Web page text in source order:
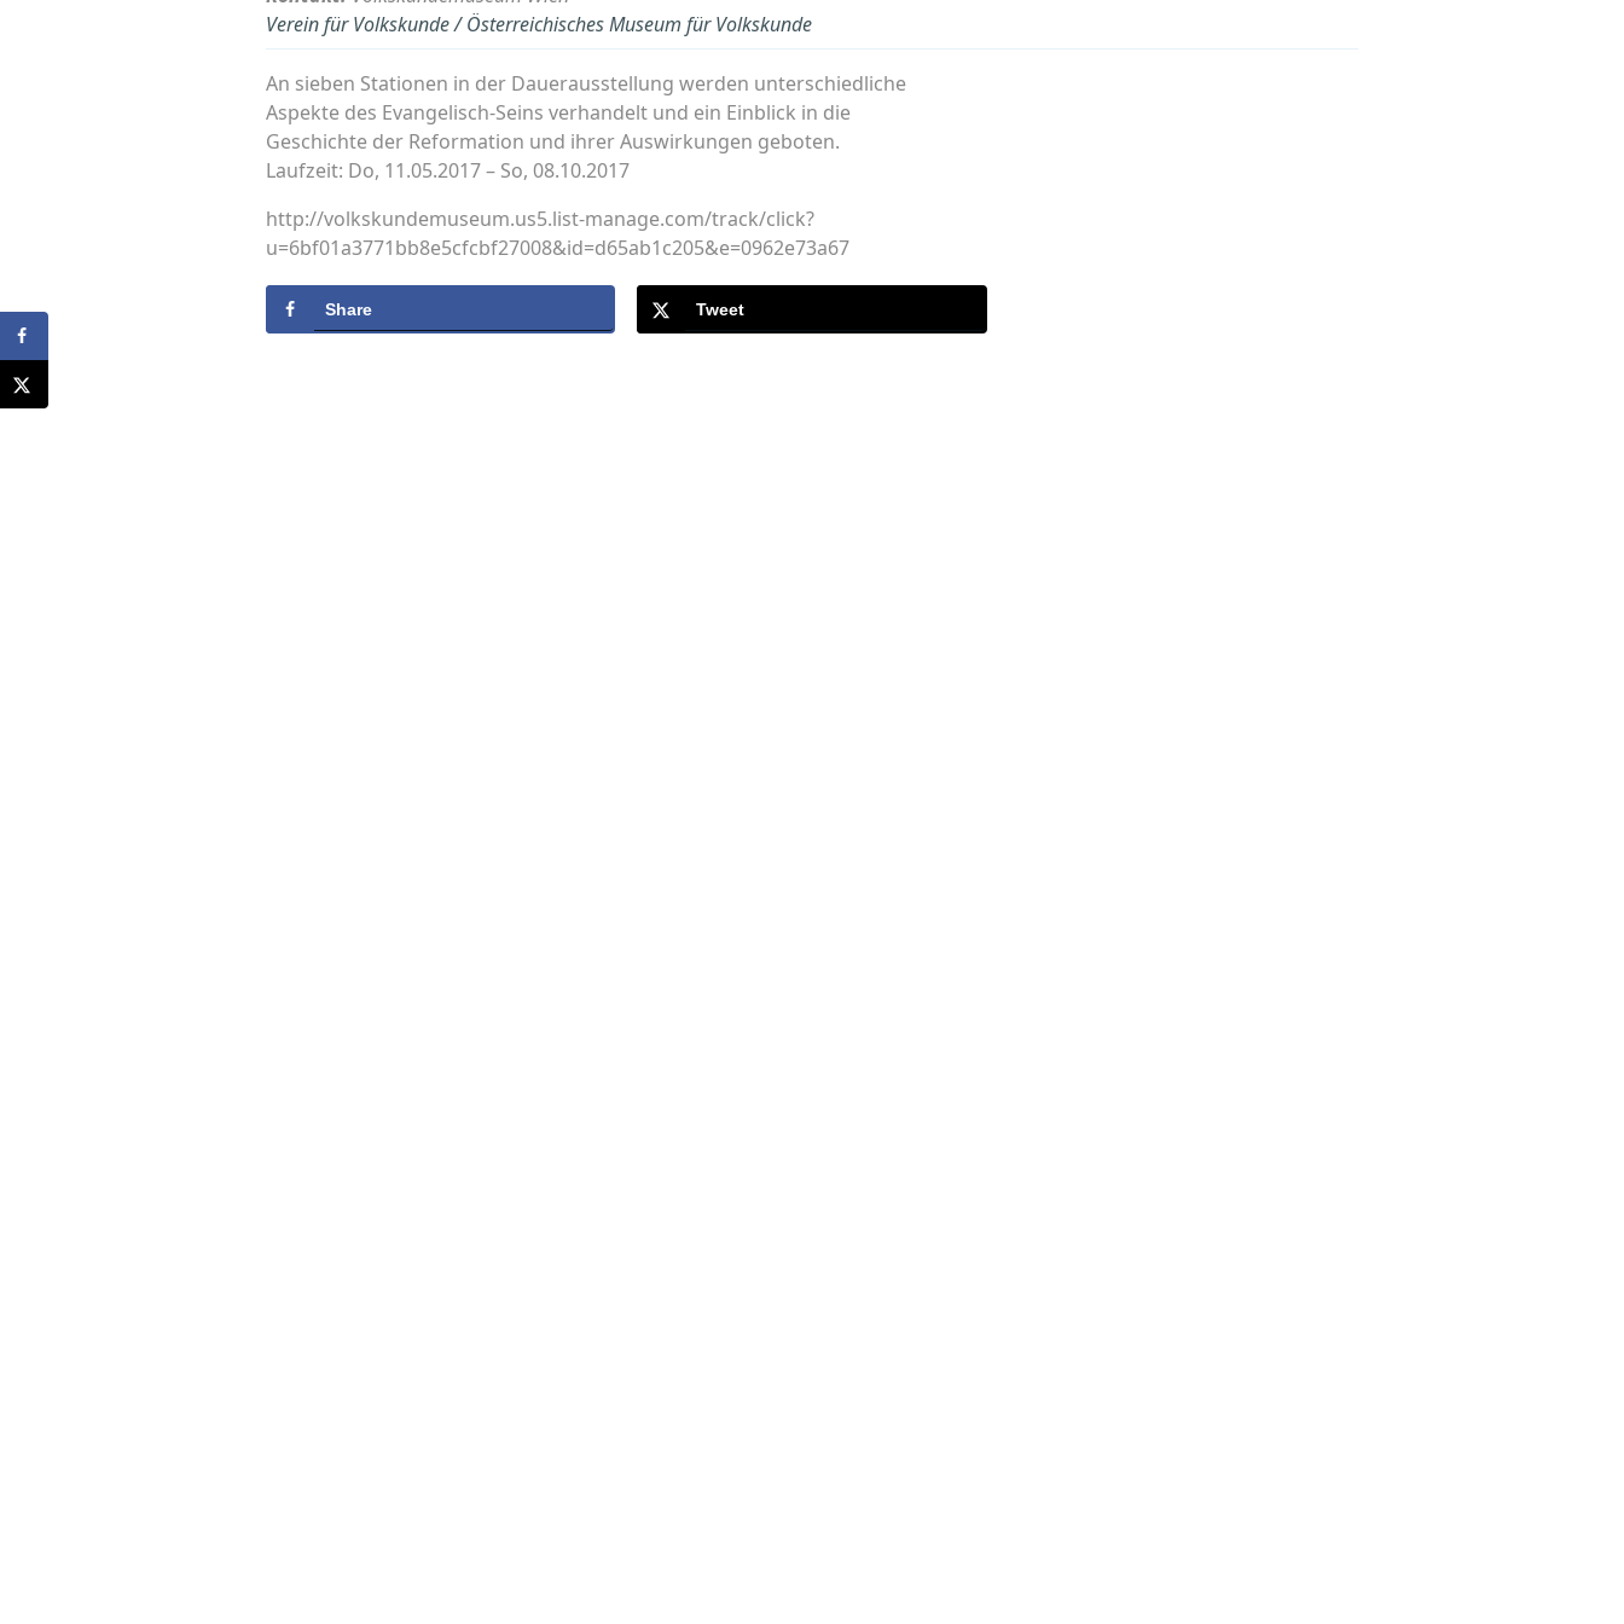
Verein für Volkskunde / Österreichisches Museum für Volkskunde
An sieben Stationen in der Dauerausstellung werden unterschiedliche
Aspekte des Evangelisch-Seins verhandelt und ein Einblick in die
Geschichte der Reformation und ihrer Auswirkungen geboten.
Laufzeit: Do, 11.05.2017 – So, 08.10.2017
http://volkskundemuseum.us5.list-manage.com/track/click?
u=6bf01a3771bb8e5cfcbf27008&id=d65ab1c205&e=0962e73a67
Share Tweet